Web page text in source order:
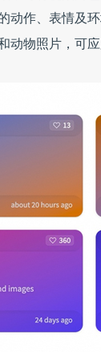
动作、表情及
动物照片，可